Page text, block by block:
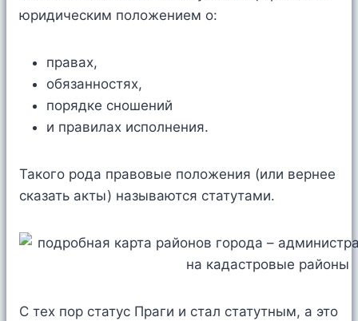
юридическим положением о:
правах,
обязанностях,
порядке сношений
и правилах исполнения.
Такого рода правовые положения (или вернее
сказать акты) называются статутами.
С тех пор статус Праги и стал статутным, а это